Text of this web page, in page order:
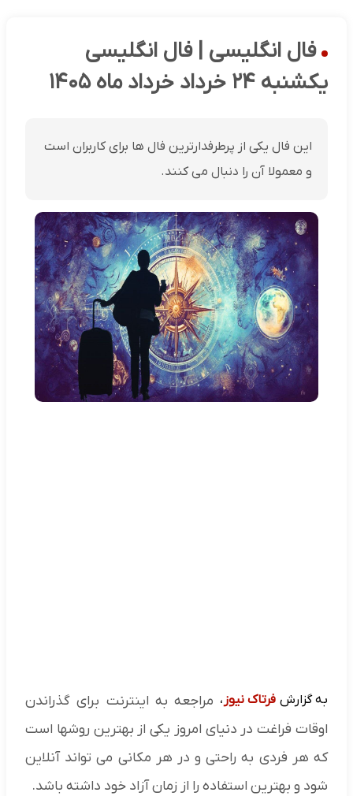
فال انگلیسی | فال انگلیسی
یکشنبه ۲۴ خرداد خرداد ماه ۱۴۰۵
این فال یکی از پرطرفدارترین فال ها برای کاربران است
و معمولا آن را دنبال می کنند.
به گزارش فرتاک نیوز ، مراجعه به اینترنت برای گذراندن
اوقات فراغت در دنیای امروز یکی از بهترین روشها است
که هر فردی به راحتی و در هر مکانی می تواند آنلاین
شود و بهترین استفاده را از زمان آزاد خود داشته باشد.